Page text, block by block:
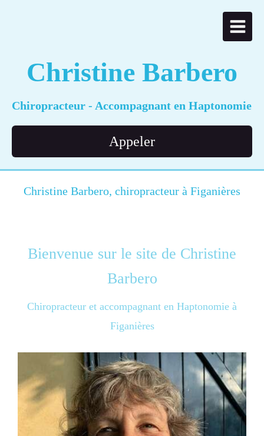
Christine Barbero
Chiropracteur - Accompagnant en Haptonomie
Appeler
Christine Barbero, chiropracteur à Figanières
Bienvenue sur le site de Christine
Barbero
Chiropracteur et accompagnant en Haptonomie à
Figanières